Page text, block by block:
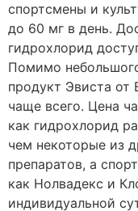
спортсмены и
до 60 мг в день.
гидрохлорид
Помимо
продукт Эвиста от
чаще всего. Цена
как гидрохлорид
чем некоторые из
препаратов, а
как Нолвадекс и
индивидуальной